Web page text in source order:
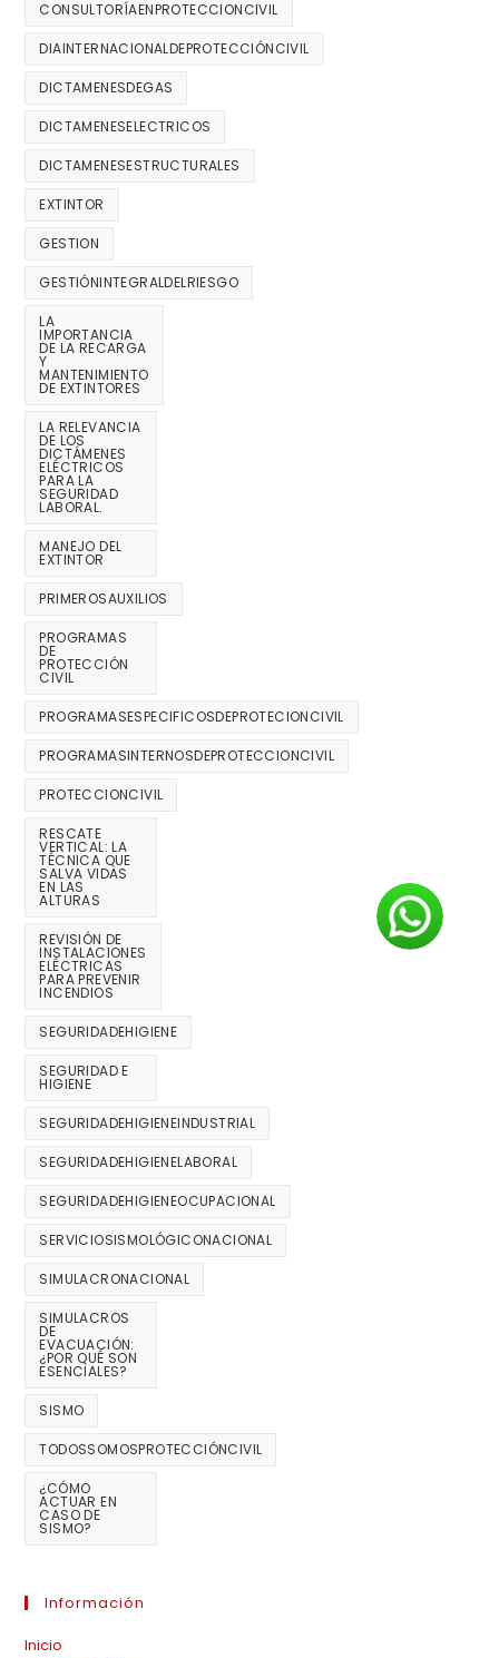
CONSULTORÍAENPROTECCIONCIVIL
DIAINTERNACIONALDEPROTECCIÓNCIVIL
DICTAMENESDEGAS
DICTAMENESELECTRICOS
DICTAMENESESTRUCTURALES
EXTINTOR
GESTION
GESTIÓNINTEGRALDELRIESGO
LA
IMPORTANCIA
DE LA RECARGA
Y
MANTENIMIENTO
DE EXTINTORES
LA RELEVANCIA
DE LOS
DICTÁMENES
ELÉCTRICOS
PARA LA
SEGURIDAD
LABORAL.
MANEJO DEL
EXTINTOR
PRIMEROSAUXILIOS
PROGRAMAS
DE
PROTECCIÓN
CIVIL
PROGRAMASESPECIFICOSDEPROTECIONCIVIL
PROGRAMASINTERNOSDEPROTECCIONCIVIL
PROTECCIONCIVIL
RESCATE
VERTICAL: LA
TÉCNICA QUE
SALVA VIDAS
EN LAS
ALTURAS
REVISIÓN DE
INSTALACIONES
ELÉCTRICAS
PARA PREVENIR
INCENDIOS
SEGURIDADEHIGIENE
SEGURIDAD E
HIGIENE
SEGURIDADEHIGIENEINDUSTRIAL
SEGURIDADEHIGIENELABORAL
SEGURIDADEHIGIENEOCUPACIONAL
SERVICIOSISMOLÓGICONACIONAL
SIMULACRONACIONAL
SIMULACROS
DE
EVACUACIÓN:
¿POR QUÉ SON
ESENCIALES?
SISMO
TODOSSOMOSPROTECCIÓNCIVIL
¿CÓMO
ACTUAR EN
CASO DE
SISMO?
Información
Inicio